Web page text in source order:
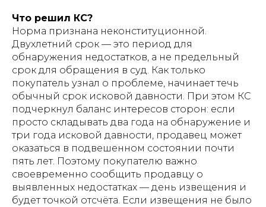
Что решил КС?
Норма признана неконституционной.
Двухлетний срок — это период для
обнаружения недостатков, а не предельный
срок для обращения в суд. Как только
покупатель узнал о проблеме, начинает течь
обычный срок исковой давности. При этом КС
подчеркнул баланс интересов сторон: если
просто складывать два года на обнаружение и
три года исковой давности, продавец может
оказаться в подвешенном состоянии почти
пять лет. Поэтому покупателю важно
своевременно сообщить продавцу о
выявленных недостатках — день извещения и
будет точкой отсчёта. Если извещения не было